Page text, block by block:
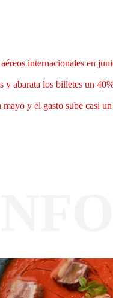
internacionales en
abarata los billetes un
y el gasto sube casi